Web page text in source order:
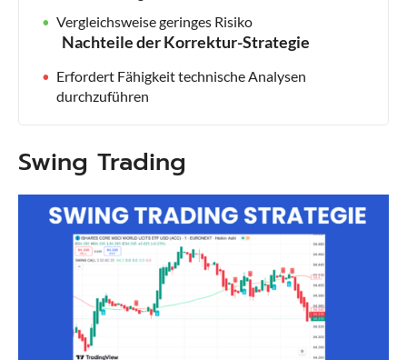
Vergleichsweise geringes Risiko
Nachteile der Korrektur-Strategie
Erfordert Fähigkeit technische Analysen
durchzuführen
Swing Trading